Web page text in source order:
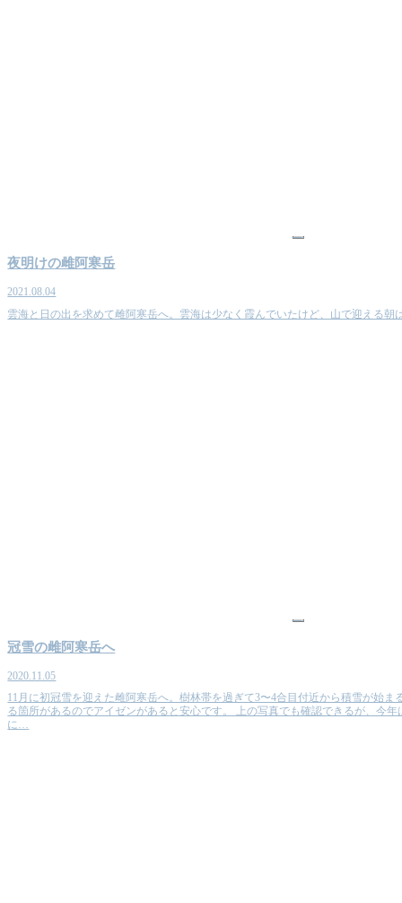
夜明けの雌阿寒岳
2021.08.04
雲海と日の出を求めて雌阿寒岳へ。雲海は少なく霞んでいたけど、山で迎える朝
冠雪の雌阿寒岳へ
2020.11.05
11月に初冠雪を迎えた雌阿寒岳へ。樹林帯を過ぎて3〜4合目付近から積雪が始ま
る箇所があるのでアイゼンがあると安心です。 上の写真でも確認できるが、今年
に…